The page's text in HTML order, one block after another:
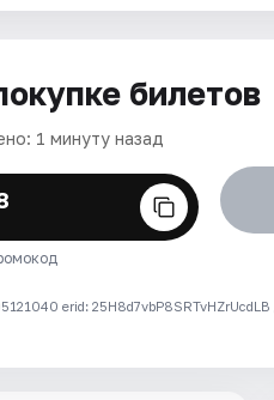
билетов
1 минуту назад
erid: 25H8d7vbP8SRTvHZrUcdLB